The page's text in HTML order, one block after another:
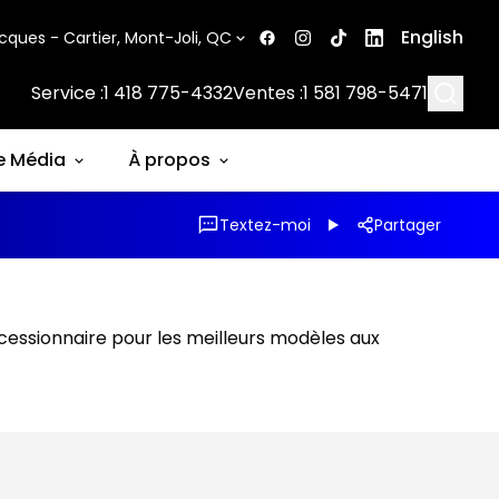
- Cartier, Mont-Joli, QC English
Service :1 418 775-4332Ventes :1 581 798-5471
Média À propos
Textez-moi Partager
pour les meilleurs modèles aux